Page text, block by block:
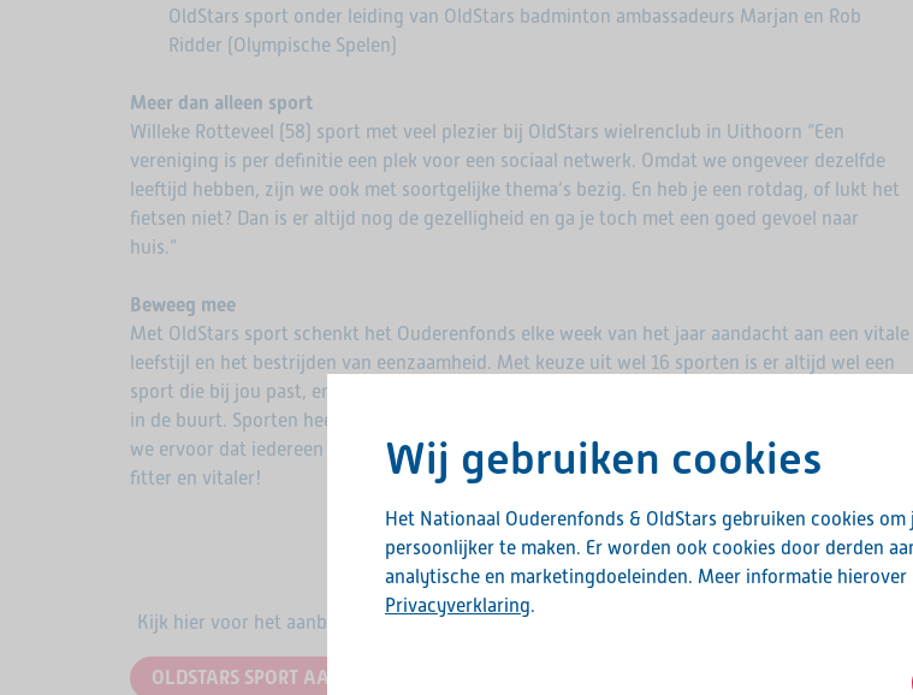
OldStars sport onder leiding van OldStars badminton ambassadeurs Marjan en Rob
Ridder (Olympische Spelen)
Meer dan alleen sport
Willeke Rotteveel (58) sport met veel plezier bij OldStars wielrenclub in Uithoorn “Een
vereniging is per definitie een plek voor een sociaal netwerk. Omdat we ongeveer dezelfde
leeftijd hebben, zijn we ook met soortgelijke thema’s bezig. En heb je een rotdag, of lukt het
fietsen niet? Dan is er altijd nog de gezelligheid en ga je toch met een goed gevoel naar
huis.”
Beweeg mee
Met OldStars sport schenkt het Ouderenfonds elke week van het jaar aandacht aan een vitale
leefstijl en het bestrijden van eenzaamheid. Met keuze uit wel 16 sporten is er altijd wel een
sport die bij jou past, en met 654 aangesloten verenigingen is er altijd wel een locatie bij jou
in de buurt. Sporten heeft veel gezondheidsvoordelen. En met aangepaste spelregels zorgen
we ervoor dat iedereen mee kan doen en niemand aan de zijlijn staat. Zo worden we samen
fitter en vitaler!
Kijk hier voor het aanbod OldStars sporten
OLDSTARS SPORT AANBOD
Wij gebruiken cookies
Het Nationaal Ouderenfonds & OldStars gebruiken cookies
persoonlijker te maken. Er worden ook cookies door derden
analytische en marketingdoeleinden. Meer informatie
Privacyverklaring.